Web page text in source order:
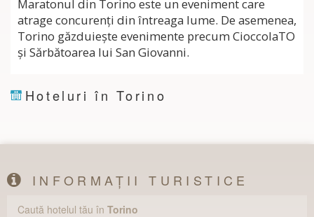
Maratonul din Torino este un eveniment care
atrage concurenţi din întreaga lume. De asemenea,
Torino găzduieşte evenimente precum CioccolaTO
şi Sărbătoarea lui San Giovanni.
Hoteluri în Torino
INFORMAȚII TURISTICE
Caută hotelul tău în Torino